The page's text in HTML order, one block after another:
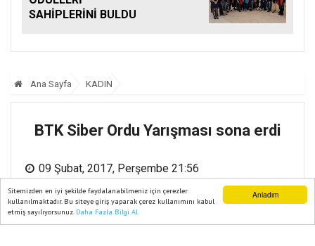
Anladım
Sitemizden en iyi şekilde faydalanabilmeniz için çerezler
kullanılmaktadır. Bu siteye giriş yaparak çerez kullanımını kabul
etmiş sayılıyorsunuz. Daha Fazla Bilgi Al
SAHİPLERİNİ BULDU
Ana Sayfa KADIN
BTK Siber Ordu Yarışması sona erdi
09 Şubat, 2017, Perşembe 21:56
Ana Sayfa Web TV